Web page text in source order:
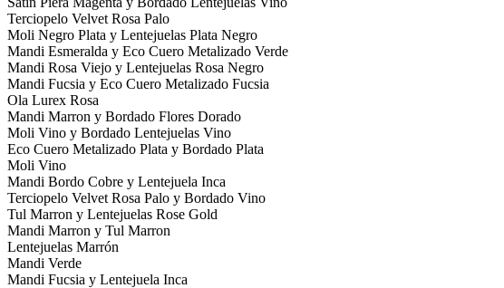
Terciopelo Velvet Rosa Palo
Moli Negro Plata y Lentejuelas Plata Negro
Mandi Esmeralda y Eco Cuero Metalizado Verde
Mandi Rosa Viejo y Lentejuelas Rosa Negro
Mandi Fucsia y Eco Cuero Metalizado Fucsia
Ola Lurex Rosa
Mandi Marron y Bordado Flores Dorado
Moli Vino y Bordado Lentejuelas Vino
Eco Cuero Metalizado Plata y Bordado Plata
Moli Vino
Mandi Bordo Cobre y Lentejuela Inca
Terciopelo Velvet Rosa Palo y Bordado Vino
Tul Marron y Lentejuelas Rose Gold
Mandi Marron y Tul Marron
Lentejuelas Marrón
Mandi Verde
Mandi Fucsia y Lentejuela Inca